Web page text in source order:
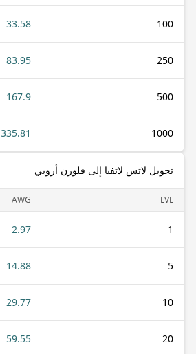
100
33.58
250
83.95
500
167.9
1000
335.81
تحويل لاتس لاتفيا إلى فلورن أروبي
LVL
AWG
1
2.97
5
14.88
10
29.77
20
59.55